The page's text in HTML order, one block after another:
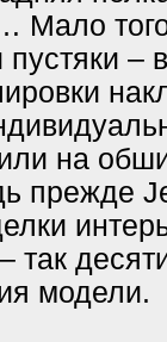
Мало
–
на
прежде
так
модели.